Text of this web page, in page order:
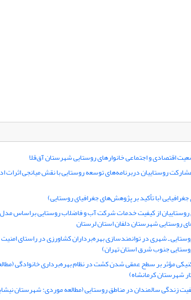
اقتصادی و اجتماعی خانوارهای روستایی شهرستان آق‌قلا
مشارکت روستاییان دربرنامه‌های توسعه روستایی با نقش میانجی
(با تأکید بر پژوهش‌های جغرافیای روستایی)
روستاییان از کیفیت خدمات شرکت آب و فاضلاب روستایی براساس
روستایی شهرستان دلفان استان لرستان
ـ شهری در توانمندسازی بهره‌برداران کشاورزی در راستای امنیت
جنوب شرق استان تهران)
مؤثر بر سطح عمقی شدن کشت در نظام بهره‌برداری خانوادگی
شهرستان کرمانشاه)
زندگی سالمندان در مناطق روستایی (مطالعه موردی: شهرستان